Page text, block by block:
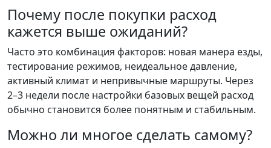
Почему после покупки расход
кажется выше ожиданий?
Часто это комбинация факторов: новая манера езды,
тестирование режимов, неидеальное давление,
активный климат и непривычные маршруты. Через
2–3 недели после настройки базовых вещей расход
обычно становится более понятным и стабильным.
Можно ли многое сделать самому?